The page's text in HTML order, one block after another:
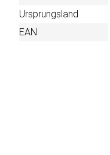
Ursprungsland
EAN